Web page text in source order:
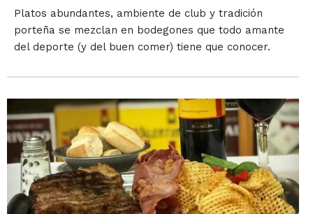
Platos abundantes, ambiente de club y tradición
porteña se mezclan en bodegones que todo amante
del deporte (y del buen comer) tiene que conocer.